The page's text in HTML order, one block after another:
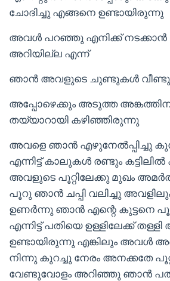
ചോദിച്ചു എങ്ങനെ ഉണ്ടായിരുന്നു
അവൾ പറഞ്ഞു എനിക്ക് നടക്കാൻ
അറിയില്ല എന്ന്
ഞാൻ അവളുടെ ചുണ്ടുകൾ വീണ്ടും
അപ്പോഴെക്കും അടുത്ത
തയ്യാറായി കഴിഞ്ഞിരുന്നു
അവളെ ഞാൻ എഴുനേൽപ്പിച്ചു
എന്നിട്ട് കാലുകൾ രണ്ടും കട്ടിലിൽ
അവളുടെ പൂറ്റിലേക്കു മുഖം
പൂറു ഞാൻ ചപ്പി വലിച്ചു അവളിലും
ഉണർന്നു ഞാൻ എന്റെ കുട്ടനെ
എന്നിട്ട് പതിയെ ഉള്ളിലേക്ക്
ഉണ്ടായിരുന്നു എങ്കിലും അവൾ
നിന്നു കുറച്ചു നേരം അനക്കതേ
വേണ്ടുവോളം അറിഞ്ഞു ഞാൻ